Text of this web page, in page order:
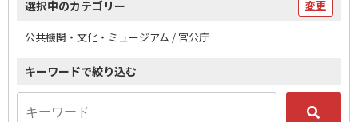
選択中のカテゴリー 変更
公共機関・文化・ミュージアム / 官公庁
キーワードで絞り込む